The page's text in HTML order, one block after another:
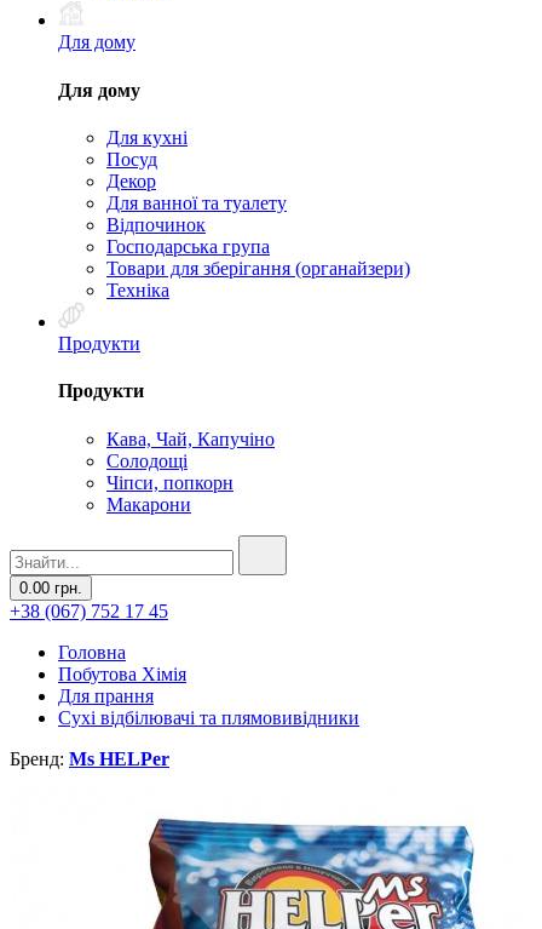
Для дому
Для дому
Для кухні
Посуд
Декор
Для ванної та туалету
Відпочинок
Господарська група
Товари для зберігання (органайзери)
Техніка
Продукти
Продукти
Кава, Чай, Капучіно
Солодощі
Чіпси, попкорн
Макарони
0.00 грн.
+38 (067) 752 17 45
Головна
Побутова Хімія
Для прання
Сухі відбілювачі та плямовивідники
Бренд: Ms HELPer